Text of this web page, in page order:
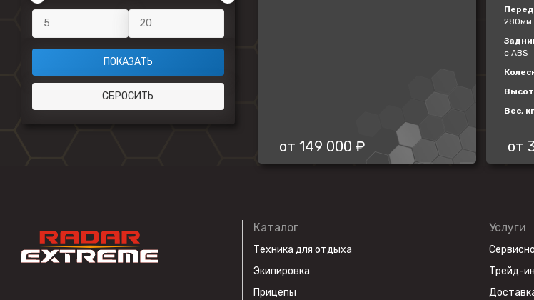
от 149 000 ₽
280мм
с ABS
Вес,
от
Каталог
Техника для отдыха
Экипировка
Прицепы
Услуги
Трейд-ин